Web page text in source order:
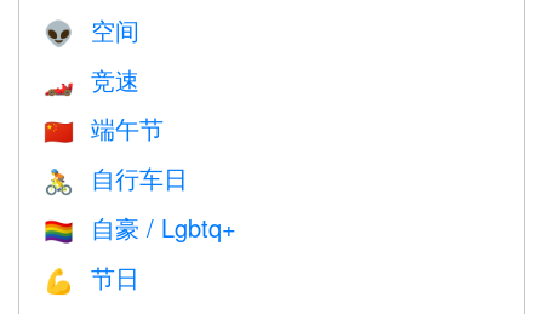
👽 空间
🏎 竞速
🇨🇳 端午节
🚴 自行车日
🏳️‍🌈 自豪 / Lgbtq+
💪 节日